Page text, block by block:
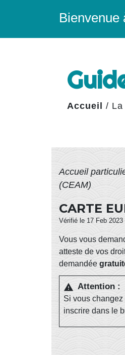
Bienvenue
Accueil /
Accueil
(CEAM)
CARTE
Vérifié le 17 Feb
Vous vous
atteste de vos
demandée
warning Attention :
Si vous
inscrire dans le